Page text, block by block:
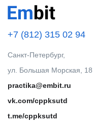
+7 (812) 315 02 94
Санкт-Петербург,
ул. Большая Морская, 18
practika@embit.ru
vk.com/cppksutd
t.me/cppksutd